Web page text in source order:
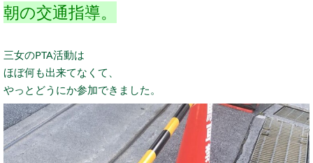
朝の交通指導。
三女のPTA活動は
ほぼ何も出来てなくて、
やっとどうにか参加できました。